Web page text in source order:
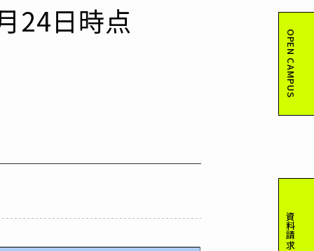
OPEN CAMPUS
資料請求
24日時点